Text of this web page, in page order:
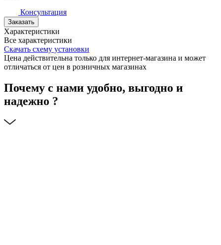
Консультация
Заказать
Характеристики
Все характеристики
Скачать схему установки
Цена действительна только для интернет-магазина и может
отличаться от цен в розничных магазинах
Почему с нами удобно, выгодно и
надежно ?